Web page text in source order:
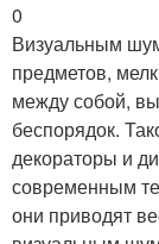
0
Визуальным
предметов,
между собой,
беспорядок.
декораторы и
современным
они приводят